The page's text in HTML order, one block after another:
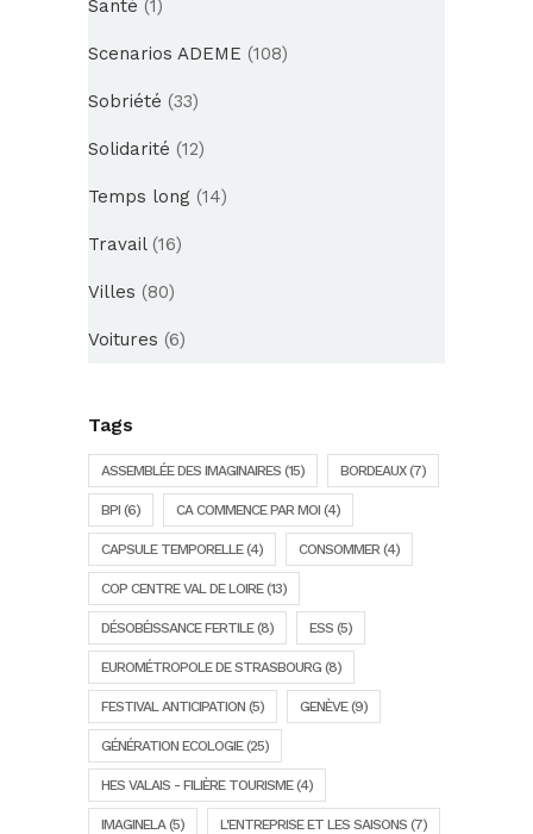
Santé (1)
Scenarios ADEME (108)
Sobriété (33)
Solidarité (12)
Temps long (14)
Travail(16)
Villes (80)
Voitures (6)
Tags
ASSEMBLÉE DES IMAGINAIRES (15) BORDEAUX(7)
BPI (6) CA COMMENCE PAR MOI (4)
CAPSULE TEMPORELLE(4) CONSOMMER(4)
COP CENTRE VAL DE LOIRE(13)
DÉSOBÉISSANCE FERTILE(8) ESS (5)
EUROMÉTROPOLE DE STRASBOURG (8)
FESTIVAL ANTICIPATION (5) GENÈVE(9)
GÉNÉRATION ECOLOGIE(25)
HES VALAIS - FILIÈRE TOURISME(4)
IMAGINELA(5) L'ENTREPRISE ET LES SAISONS (7)